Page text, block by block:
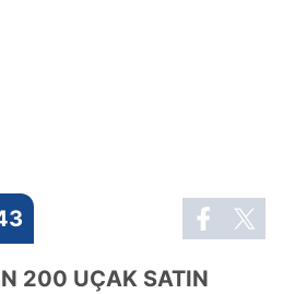
200 UÇAK SATIN